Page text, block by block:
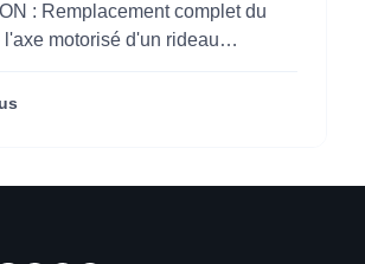
(Optical Center)
: Remplacement complet du
motorisé d'un rideau